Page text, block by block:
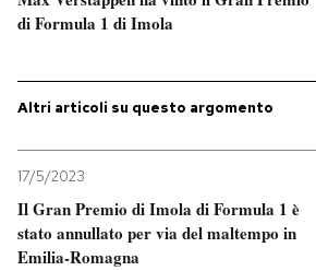
Tecnologia
Economia
Sport
di Formula 1 di Imola
Altri articoli su questo argomento
17/5/2023
Il Gran Premio di Imola di Formula 1 è
stato annullato per via del maltempo in
Emilia-Romagna